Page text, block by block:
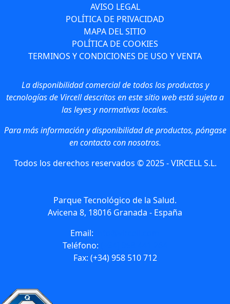
AVISO LEGAL
POLÍTICA DE PRIVACIDAD
MAPA DEL SITIO
POLÍTICA DE COOKIES
TERMINOS Y CONDICIONES DE USO Y VENTA
La disponibilidad comercial de todos los productos y
tecnologías de Vircell descritos en este sitio web está sujeta a
las leyes y normativas locales.
Para más información y disponibilidad de productos, póngase
en contacto con nosotros.
Todos los derechos reservados © 2025 - VIRCELL S.L.
Parque Tecnológico de la Salud.
Avicena 8, 18016 Granada - España
Email:
Teléfono:
Fax: (+34) 958 510 712